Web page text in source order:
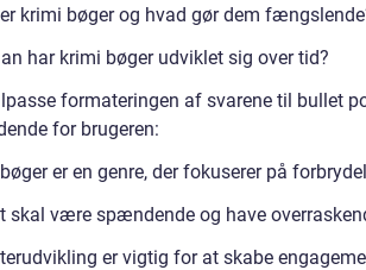
krimi bøger og hvad gør dem
har krimi bøger udviklet sig over tid?
formateringen af svarene til bullet
for brugeren:
er en genre, der fokuserer på
skal være spændende og have
er vigtig for at skabe